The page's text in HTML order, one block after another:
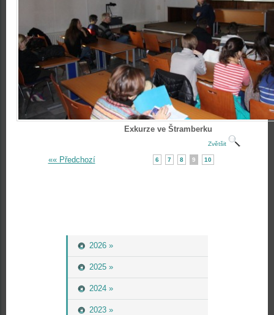
2026 »
2025 »
2024 »
2023 »
Exkurze ve Štramberku
Zvětšit
«« Předchozí 6 7 8 9 10